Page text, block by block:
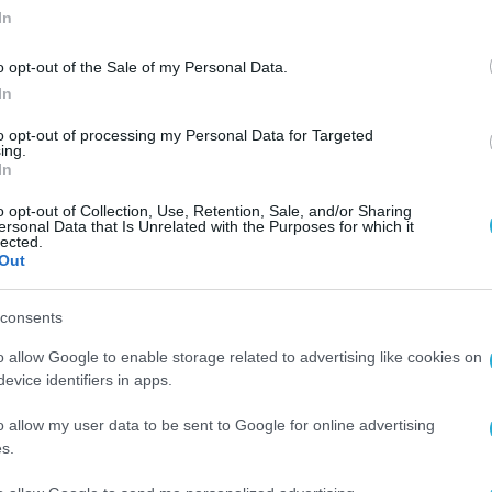
opt-out of the Sale of my Personal Data.
opt-out of processing my Personal Data for Targeted
opt-out of Collection, Use, Retention, Sale, and/or Sharing
Data that Is Unrelated with the Purposes for which it
allow Google to enable storage related to advertising like cookies on
identifiers in apps.
allow my user data to be sent to Google for online advertising